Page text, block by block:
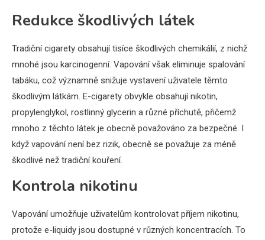
Redukce škodlivých látek
Tradiční cigarety obsahují tisíce škodlivých chemikálií, z nichž
mnohé jsou karcinogenní. Vapování však eliminuje spalování
tabáku, což významně snižuje vystavení uživatele těmto
škodlivým látkám. E-cigarety obvykle obsahují nikotin,
propylenglykol, rostlinný glycerin a různé příchutě, přičemž
mnoho z těchto látek je obecně považováno za bezpečné. I
když vapování není bez rizik, obecně se považuje za méně
škodlivé než tradiční kouření.
Kontrola nikotinu
Vapování umožňuje uživatelům kontrolovat příjem nikotinu,
protože e-liquidy jsou dostupné v různých koncentracích. To